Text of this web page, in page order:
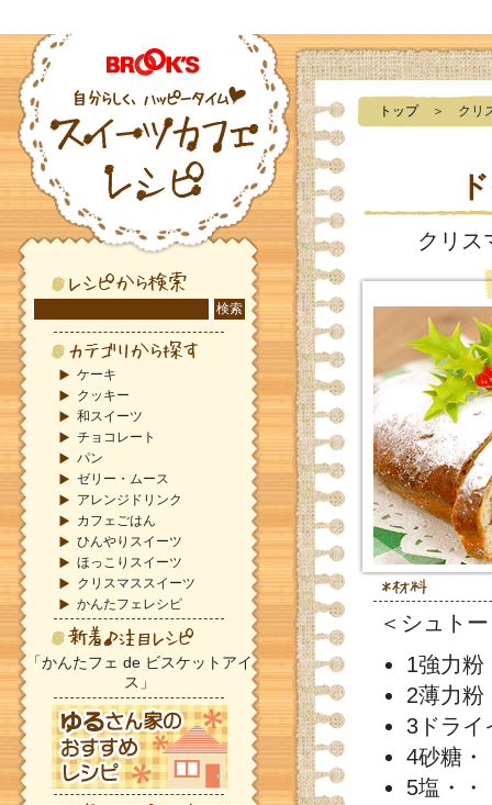
トップ＞ クリス
クリス
＜シュト
1強力粉
2薄力粉
3ドライ
4砂糖・
5塩・・
ケーキ
クッキー
和スイーツ
チョコレート
パン
ゼリー・ムース
アレンジドリンク
カフェごはん
ひんやりスイーツ
ほっこりスイーツ
クリスマススイーツ
かんたフェレシピ
「かんたフェ de ビスケットアイ
ス」